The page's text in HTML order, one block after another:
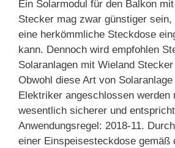
Ein Solarmodul für den Balkon
Stecker mag zwar günstiger
eine herkömmliche Steckdose
kann. Dennoch wird empfohlen
Solaranlagen mit Wieland
Obwohl diese Art von
Elektriker angeschlossen
wesentlich sicherer und
Anwendungsregel: 2018-11.
einer Einspeisesteckdose gemäß